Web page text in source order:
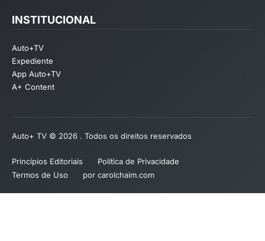
INSTITUCIONAL
Auto+TV
Expediente
App Auto+TV
A+ Content
Auto+ TV © 2026 . Todos os direitos reservados
Princípios Editoriais
Política de Privacidade
Termos de Uso
por carolchaim.com